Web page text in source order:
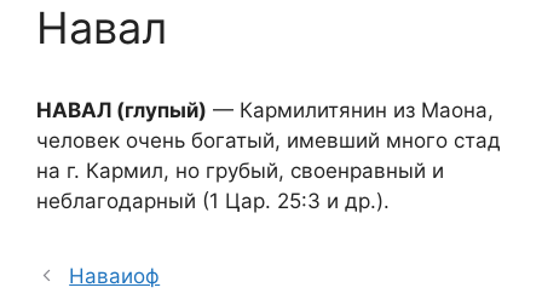
Навал
НАВАЛ (глупый) — Кармилитянин из Маона,
человек очень богатый, имевший много стад
на г. Кармил, но грубый, своенравный и
неблагодарный (1 Цар. 25:3 и др.).
Наваиоф